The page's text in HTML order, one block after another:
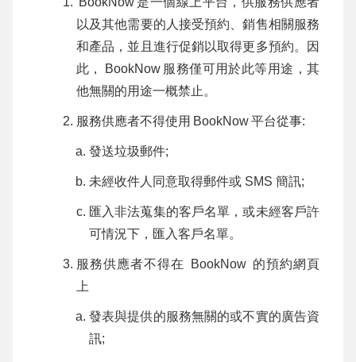
以及其他需要的人接受預約、銷售相關服務
和產品，並且進行促銷以取得更多預約。因
此，
BookNow 服務僅可用於此等用途，其
他無關的用途一概禁止。
服務供應者不得使用 BookNow平台從事:
發送垃圾郵件;
未經收件人同意取得郵件或 SMS 簡訊;
匯入非法蒐集的客戶名單，或未經客戶許
可情況下，匯入客戶名單。
服務供應者不得在 BookNow 的預約網頁
上
發表與提供的服務無關的或不實的廣告資
訊;